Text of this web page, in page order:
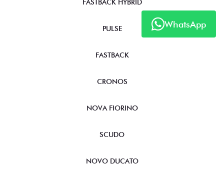
WhatsApp
FASTBACK HYBRID
PULSE
FASTBACK
CRONOS
NOVA FIORINO
SCUDO
NOVO DUCATO